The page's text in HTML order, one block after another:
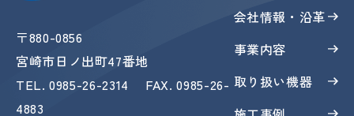
〒880-0856
宮崎市日ノ出町47番地
TEL.0985-26-2314 FAX. 0985-26-
4883
会社情報・沿革
事業内容
取り扱い機器